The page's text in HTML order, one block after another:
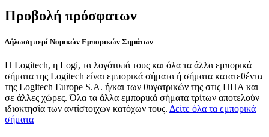
Προβολή πρόσφατων
Δήλωση περί Νομικών Εμπορικών Σημάτων
Η Logitech, η Logi, τα λογότυπά τους και όλα τα άλλα εμπορικά
σήματα της Logitech είναι εμπορικά σήματα ή σήματα κατατεθέντα
της Logitech Europe S.A. ή/και των θυγατρικών της στις ΗΠΑ και
σε άλλες χώρες. Όλα τα άλλα εμπορικά σήματα τρίτων αποτελούν
ιδιοκτησία των αντίστοιχων κατόχων τους. Δείτε όλα τα εμπορικά
σήματα